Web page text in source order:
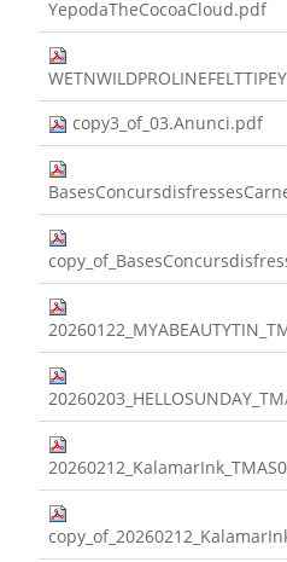
YepodaTheCocoaCloud.pdf
copy3_of_03.Anunci.pdf